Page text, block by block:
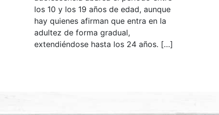
los 10 y los 19 años de edad, aunque
hay quienes afirman que entra en la
adultez de forma gradual,
extendiéndose hasta los 24 años. […]